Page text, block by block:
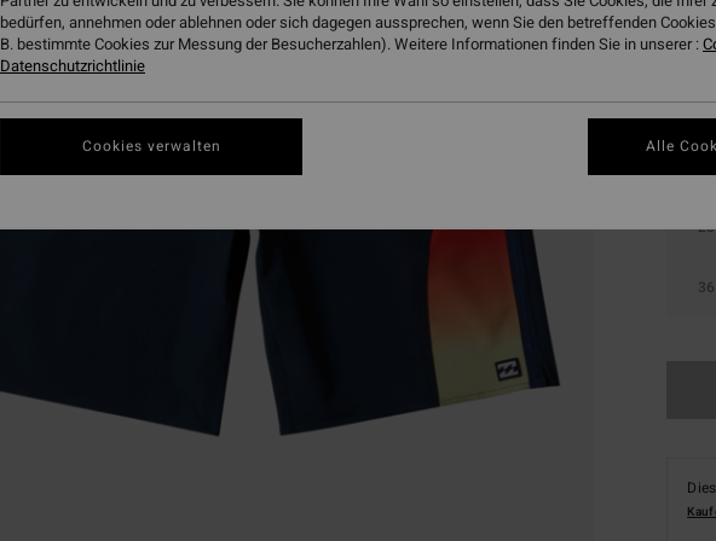
Farbe
28
36
bedürfen, annehmen oder ablehnen oder sich dagegen aussprechen, wenn Sie den betreffenden
B. bestimmte Cookies zur Messung der Besucherzahlen). Weitere Informationen finden Sie in unserer :
Datenschutzrichtlinie
Cookies verwalten Alle